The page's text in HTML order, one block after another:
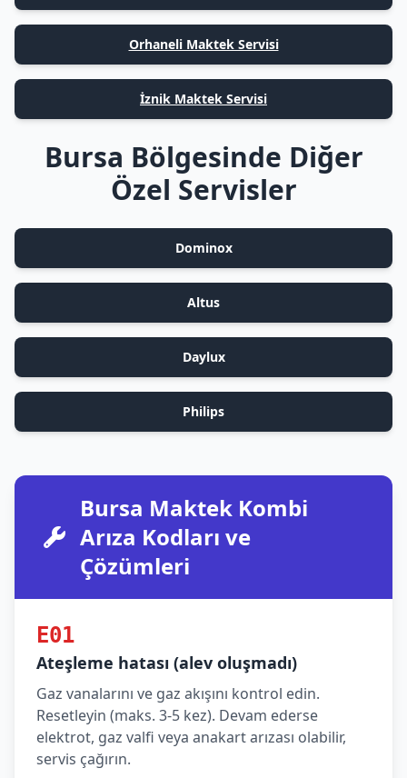
Orhaneli Maktek Servisi
İznik Maktek Servisi
Bursa Bölgesinde Diğer
Özel Servisler
Dominox
Altus
Daylux
Philips
Bursa Maktek Kombi
Arıza Kodları ve
Çözümleri
E01
Ateşleme hatası (alev oluşmadı)
Gaz vanalarını ve gaz akışını kontrol edin.
Resetleyin (maks. 3-5 kez). Devam ederse
elektrot, gaz valfi veya anakart arızası olabilir,
servis çağırın.